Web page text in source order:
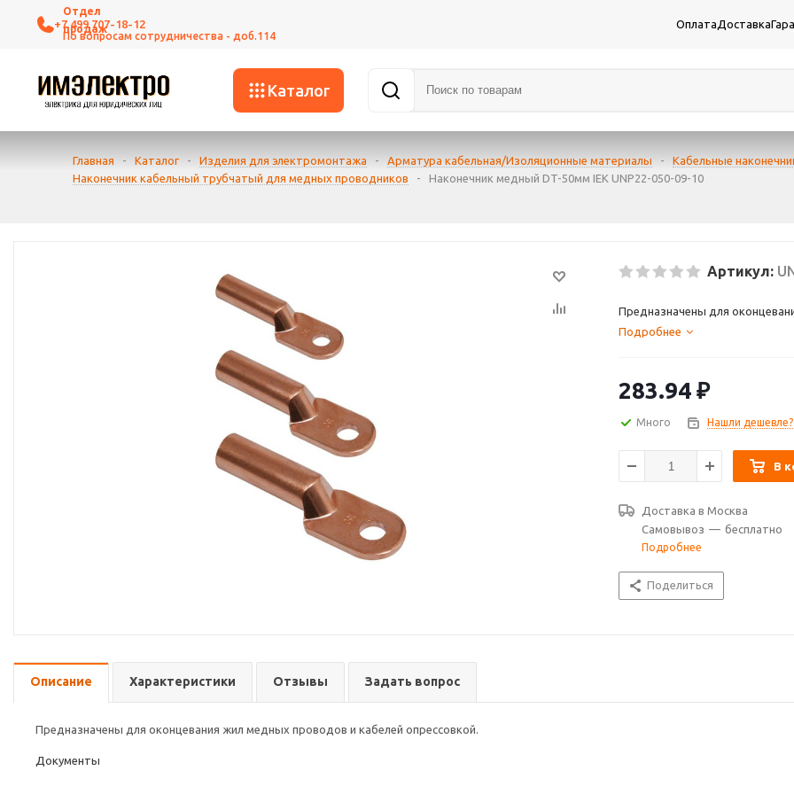
+7 499 707-18-12 ОплатаДоставка
Каталог
Главная - Каталог - Изделия для электромонтажа - Арматура кабельная/Изоляционные материалы - Кабельные
Наконечник кабельный трубчатый для медных проводников
- Наконечник медный DT-50мм IEK UNP22-050-09-10
Артикул:
Предназначены для
Подробнее
283.94 ₽
Много Нашли дешевле?
В
Доставка в Москва
Самовывоз — бесплатно
Подробнее
Поделиться
Описание Характеристики Отзывы Задать вопрос
Предназначены для оконцевания жил медных проводов и кабелей опрессовкой.
Документы